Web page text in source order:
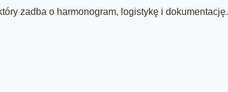
zadba o harmonogram, logistykę i dokumentację.